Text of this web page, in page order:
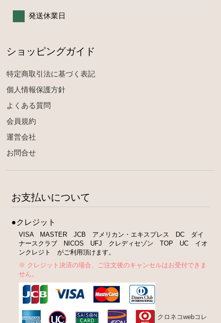
発送休業日
ショッピングガイド
特定商取引法に基づく表記
個人情報保護方針
よくある質問
会員規約
運営会社
お問合せ
お支払いについて
●クレジット
VISA MASTER JCB アメリカン・エキスプレス DC ダイ
ナースクラブ NICOS UFJ クレディセゾン TOP UC イオ
ンクレジト がご利用頂けます。
※ クレジット決済の場合、ご注文後のキャンセルはお受付できま
せん。
クロネコwebコレ